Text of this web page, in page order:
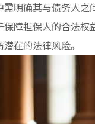
明确其与债务人之
障担保人的合法
在的法律风险。